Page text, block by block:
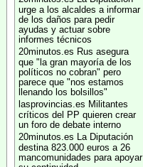
urge a los alcaldes a informar
de los daños para pedir
ayudas y actuar sobre
informes técnicos
20minutos.es Rus asegura
que "la gran mayoría de los
políticos no cobran" pero
parece que "nos estamos
llenando los bolsillos"
lasprovincias.es Militantes
críticos del PP quieren crear
un foro de debate interno
20minutos.es La Diputación
destina 823.000 euros a 26
mancomunidades para apoyar